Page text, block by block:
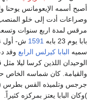
أصبح أسمه الإيعومانس يوحنا
وصراعات أدت إلى خلو المنصب
مرقس لمدة اربع سنوات وتسعة
بابا يوم 23 بابه
1591
سميهالبابا كيرلس الرابعوقد دعي
الوحيدان اللذين كرسا ليلا مثل
والقيامة. كان شماسه الخاص حتى
جرجس وتلميذه القس بطرس (
)وكان البابا يعتز بمركزه كثيراً.